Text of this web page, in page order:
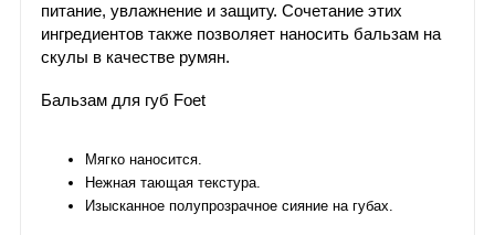
питание, увлажнение и защиту. Сочетание этих
ингредиентов также позволяет наносить бальзам на
скулы в качестве румян.
Бальзам для губ Foet
Мягко наносится.
Нежная тающая текстура.
Изысканное полупрозрачное сияние на губах.